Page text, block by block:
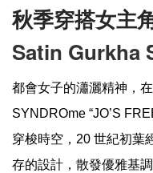
秋季穿搭女主
Satin Gurkha
都會女子的瀟灑精神，
SYNDROme “JO’S
穿梭時空，20 世紀初葉
存的設計，散發優雅基